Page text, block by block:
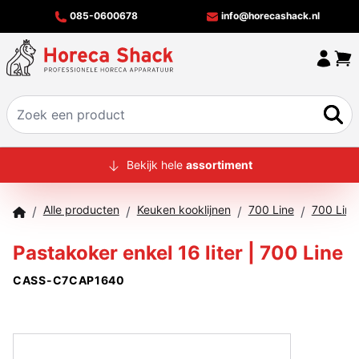
085-0600678 info@horecashack.nl
HOME
MERKEN
Bekijk hele assortiment
/ Alle producten / Keuken kooklijnen / 700 Line / 700
Pastakoker enkel 16 liter | 700 Line
CASS-C7CAP1640